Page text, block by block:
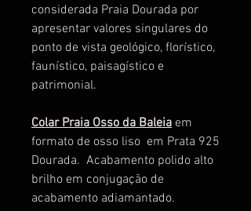
considerada Praia Dourada por
apresentar valores singulares do
ponto de vista geológico, florístico,
faunístico, paisagístico e
patrimonial.
Colar Praia Osso da Baleia em
formato de osso liso em Prata 925
Dourada. Acabamento polido alto
brilho em conjugação de
acabamento adiamantado.